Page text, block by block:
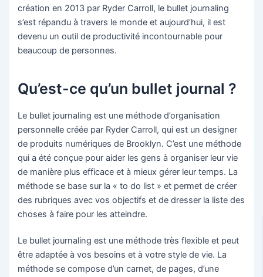
création en 2013 par Ryder Carroll, le bullet journaling
s’est répandu à travers le monde et aujourd’hui, il est
devenu un outil de productivité incontournable pour
beaucoup de personnes.
Qu’est-ce qu’un bullet journal ?
Le bullet journaling est une méthode d’organisation
personnelle créée par Ryder Carroll, qui est un designer
de produits numériques de Brooklyn. C’est une méthode
qui a été conçue pour aider les gens à organiser leur vie
de manière plus efficace et à mieux gérer leur temps. La
méthode se base sur la « to do list » et permet de créer
des rubriques avec vos objectifs et de dresser la liste des
choses à faire pour les atteindre.
Le bullet journaling est une méthode très flexible et peut
être adaptée à vos besoins et à votre style de vie. La
méthode se compose d’un carnet, de pages, d’une